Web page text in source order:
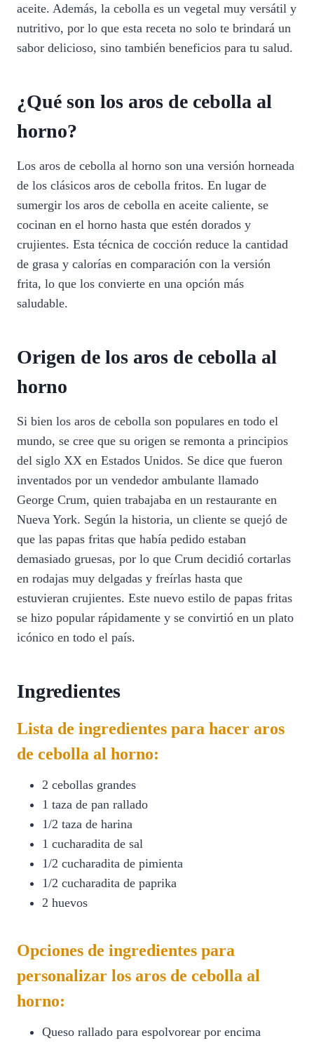
aceite. Además, la cebolla es un vegetal muy versátil y
nutritivo, por lo que esta receta no solo te brindará un
sabor delicioso, sino también beneficios para tu salud.
¿Qué son los aros de cebolla al
horno?
Los aros de cebolla al horno son una versión horneada
de los clásicos aros de cebolla fritos. En lugar de
sumergir los aros de cebolla en aceite caliente, se
cocinan en el horno hasta que estén dorados y
crujientes. Esta técnica de cocción reduce la cantidad
de grasa y calorías en comparación con la versión
frita, lo que los convierte en una opción más
saludable.
Origen de los aros de cebolla al
horno
Si bien los aros de cebolla son populares en todo el
mundo, se cree que su origen se remonta a principios
del siglo XX en Estados Unidos. Se dice que fueron
inventados por un vendedor ambulante llamado
George Crum, quien trabajaba en un restaurante en
Nueva York. Según la historia, un cliente se quejó de
que las papas fritas que había pedido estaban
demasiado gruesas, por lo que Crum decidió cortarlas
en rodajas muy delgadas y freírlas hasta que
estuvieran crujientes. Este nuevo estilo de papas fritas
se hizo popular rápidamente y se convirtió en un plato
icónico en todo el país.
Ingredientes
Lista de ingredientes para hacer aros
de cebolla al horno:
2 cebollas grandes
1 taza de pan rallado
1/2 taza de harina
1 cucharadita de sal
1/2 cucharadita de pimienta
1/2 cucharadita de paprika
2 huevos
Opciones de ingredientes para
personalizar los aros de cebolla al
horno:
Queso rallado para espolvorear por encima